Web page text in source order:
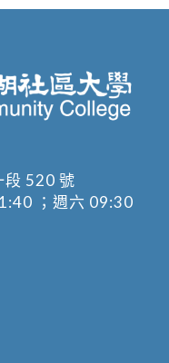
段 520 號
；週六 09:30